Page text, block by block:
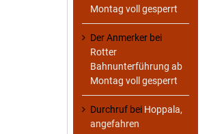
Montag voll gesperrt
Der Anmerker bei
Rotter
Bahnunterführung ab
Montag voll gesperrt
Durchruf bei Hoppala,
angefahren